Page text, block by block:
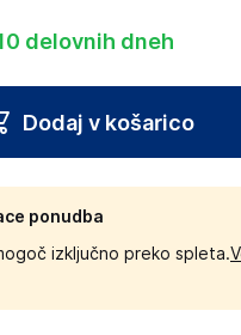
delovnih dneh
Dodaj v košarico
ponudba
izključno preko spleta.